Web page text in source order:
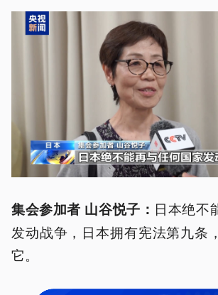
集会参加者 山谷悦子： 日本绝不
发动战争，日本拥有宪法第九条
它。